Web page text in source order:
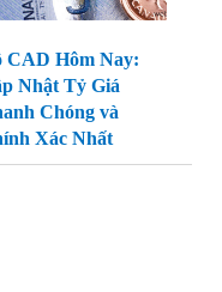
CAD Hôm Nay:
Nhật Tỷ Giá
Chóng và
Xác Nhất